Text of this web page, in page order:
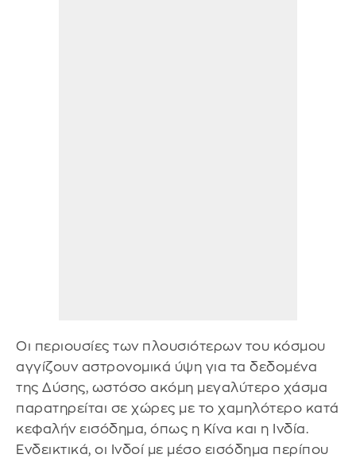
Οι περιουσίες των πλουσιότερων του κόσμου
αγγίζουν αστρονομικά ύψη για τα δεδομένα
της Δύσης, ωστόσο ακόμη μεγαλύτερο χάσμα
παρατηρείται σε χώρες με το χαμηλότερο κατά
κεφαλήν εισόδημα, όπως η Κίνα και η Ινδία.
Ενδεικτικά, οι Ινδοί με μέσο εισόδημα περίπου